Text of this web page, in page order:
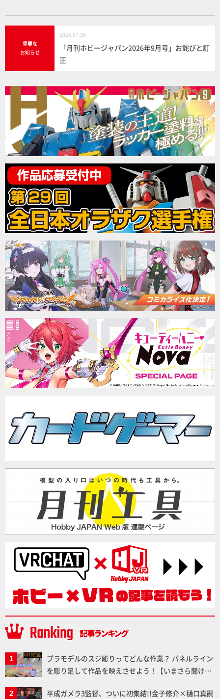
重要な
お知らせ
2026.07.25
「月刊ホビージャパン2026年9月号」お詫びと訂
正
プラモデルのスジ彫りってどんな作業？ パネルライン
を彫り足して作品を映えさせよう！【いまさら聞けな
いプラモデルの基礎：スジ彫りとパネルライン】
平成ガメラ3監督、ついに初集結!!金子修介×樋口真嗣